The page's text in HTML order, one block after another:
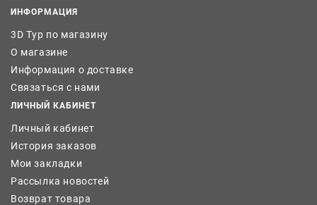
ИНФОРМАЦИЯ
3D Тур по магазину
О магазине
Информация о доставке
Связаться с нами
ЛИЧНЫЙ КАБИНЕТ
Личный кабинет
История заказов
Мои закладки
Рассылка новостей
Возврат товара